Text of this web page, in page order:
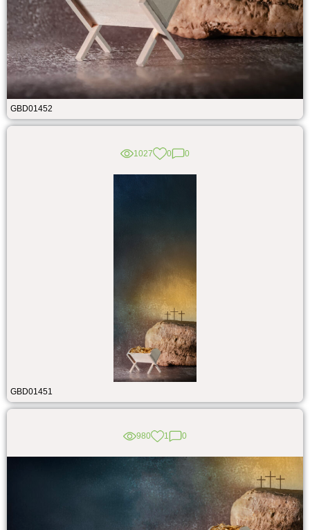
GBD01452
1027 0 0
GBD01451
980 1 0